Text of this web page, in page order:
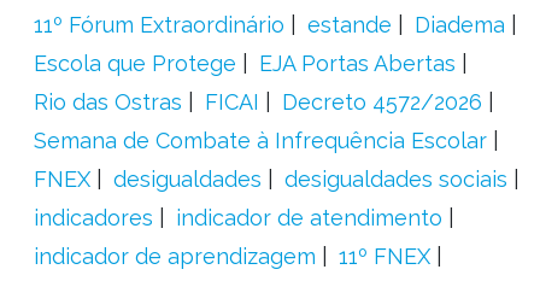
11º Fórum Extraordinário
estande
Diadema
Escola que Protege
EJA Portas Abertas
Rio das Ostras
FICAI
Decreto 4572/2026
Semana de Combate à Infrequência Escolar
FNEX
desigualdades
desigualdades sociais
indicadores
indicador de atendimento
indicador de aprendizagem
11º FNEX